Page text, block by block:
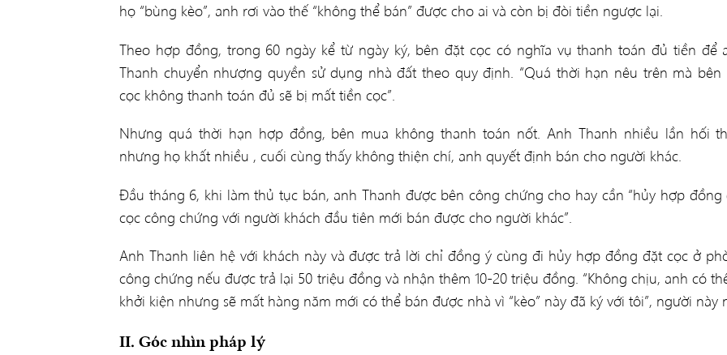
họ “bùng kèo”, anh rơi vào thế “không thể bán” được cho ai và còn bị đòi tiền ngược lại.
Theo hợp đồng, trong 60 ngày kể từ ngày ký, bên đặt cọc có nghĩa vụ thanh toán đủ tiền để
Thanh chuyển nhượng quyền sử dụng nhà đất theo quy định. “Quá thời hạn nêu trên mà bên
cọc không thanh toán đủ sẽ bị mất tiền cọc”.
Nhưng quá thời hạn hợp đồng, bên mua không thanh toán nốt. Anh Thanh nhiều lần hối
nhưng họ khất nhiều , cuối cùng thấy không thiện chí, anh quyết định bán cho người khác.
Đầu tháng 6, khi làm thủ tục bán, anh Thanh được bên công chứng cho hay cần “hủy hợp đồng
cọc công chứng với người khách đầu tiên mới bán được cho người khác”.
Anh Thanh liên hệ với khách này và được trả lời chỉ đồng ý cùng đi hủy hợp đồng đặt cọc ở
công chứng nếu được trả lại 50 triệu đồng và nhận thêm 10-20 triệu đồng. “Không chịu, anh có
khởi kiện nhưng sẽ mất hàng năm mới có thể bán được nhà vì “kèo” này đã ký với tôi”, người này
II. Góc nhìn pháp lý